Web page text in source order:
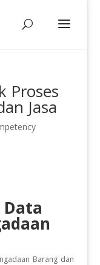
Proses
Jasa
Barang dan